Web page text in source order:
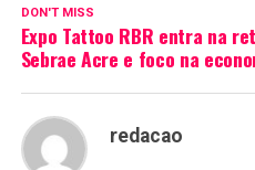
DON'T MISS
Expo Tattoo RBR entra na
Sebrae Acre e foco na
redacao